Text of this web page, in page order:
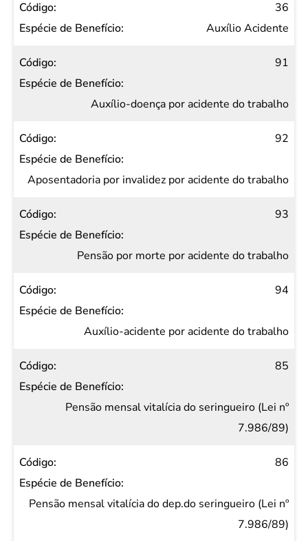
36
Auxílio Acidente
91
Auxílio-doença por acidente do trabalho
92
Aposentadoria por invalidez por acidente do trabalho
93
Pensão por morte por acidente do trabalho
94
Auxílio-acidente por acidente do trabalho
85
Pensão mensal vitalícia do seringueiro (Lei nº
7.986/89)
86
Pensão mensal vitalícia do dep.do seringueiro (Lei nº
7.986/89)